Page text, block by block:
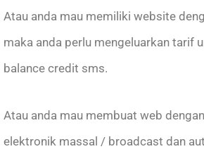
Atau anda mau memiliki website
maka anda perlu mengeluarkan tarif
balance credit sms.
Atau anda mau membuat web
elektronik massal / broadcast dan